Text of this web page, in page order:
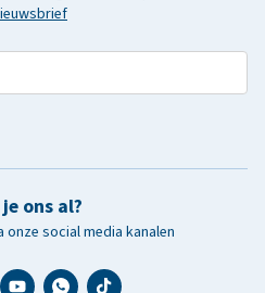
ons al?
social media kanalen